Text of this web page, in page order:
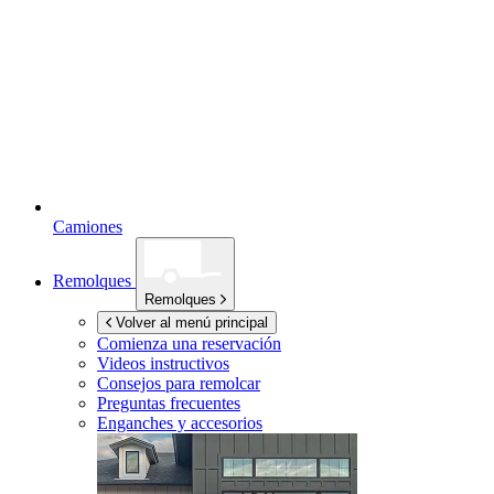
Camiones
Remolques
Remolques
Volver al menú principal
Comienza una reservación
Videos instructivos
Consejos para remolcar
Preguntas frecuentes
Enganches y accesorios